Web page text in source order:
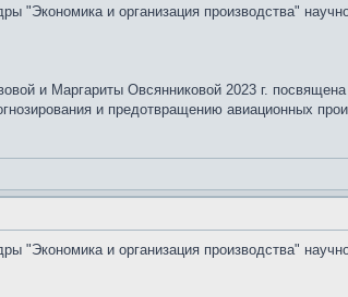
"Экономика и организация производства"
и Маргариты Овсянниковой 2023 г.
и предотвращению авиационных
"Экономика и организация производства"